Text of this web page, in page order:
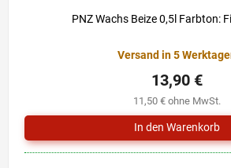
PNZ Wachs Beize 0,5l Farbton:
Versand in 5
11,50 € ohne MwSt.
13,90 €